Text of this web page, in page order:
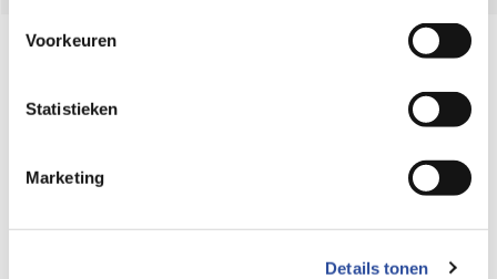
gegevensverwerking staat in de
Privacyverklaring
Voorkeuren
Statistieken
Marketing
Details tonen
Online aanbieder medicijnen
webshop mag verkopen.
⁠Verantwoorde zorg, ⁠ook online.